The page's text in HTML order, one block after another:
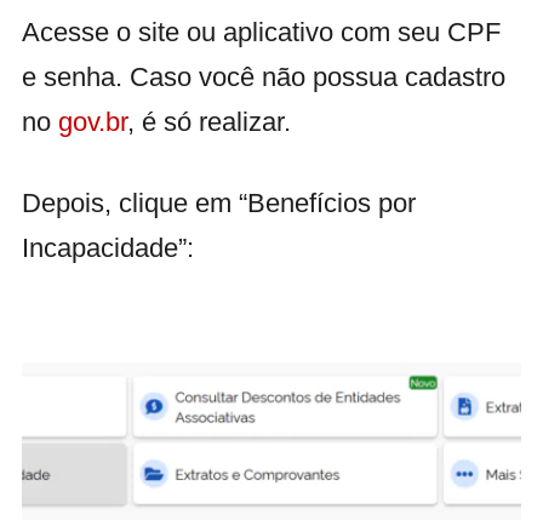
Acesse o site ou aplicativo com seu CPF
e senha. Caso você não possua cadastro
no gov.br, é só realizar.
Depois, clique em “Benefícios por
Incapacidade”: